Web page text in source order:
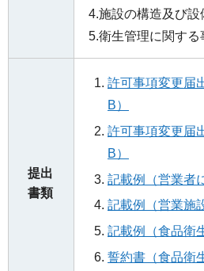
4.施設の構造及び設
5.衛生管理に関す
提出
書類
許可事項変更届
B）
許可事項変更届
B）
記載例（営業者
記載例（営業施
記載例（食品衛
誓約書（食品衛